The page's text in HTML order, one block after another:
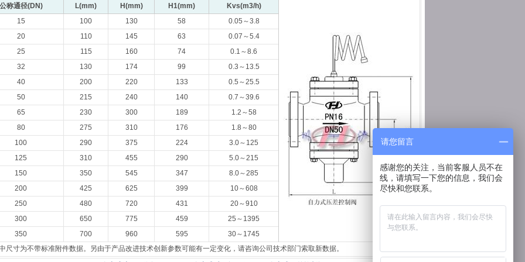
称通径(DN) L(mm) H(mm) H1(mm)
Kvs(m3/h)
15
100 130 58
0.05～3.8
20
110 145 63
0.07～5.4
25
115 160 74
0.1～8.6
32
130 174 99
0.3～13.5
40
200 220 133
0.5～25.5
50
215 240 140
0.7～39.6
65
230 300 189
1.2～58
80
275 310 176
1.8～80
100
290 375 224
3.0～125
125
310 455 290
5.0～215
150
350 545 347
8.0～285
200
425 625 399
10～608
250
480 720 431
20～910
300
650 775 459
25～1395
350
700 960 595
30～1745
尺寸为不带标准附件数据。另由于产品改进技术创新参数可能有一定变化，请咨询公司技术部门索取新数据。
请您留言
感谢您的关注，当前客服人员不在
线，请填写一下您的信息，我们会
尽快和您联系。